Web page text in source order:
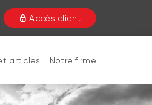
Accès client
articles Notre firme